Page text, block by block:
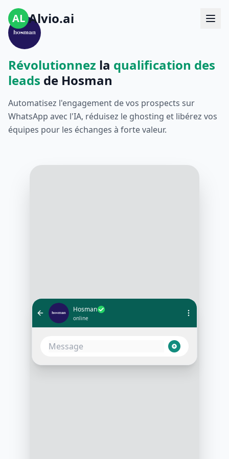
AL Alvio.ai
Révolutionnez la qualification des
leads de Hosman
Automatisez l'engagement de vos prospects sur
WhatsApp avec l'IA, réduisez le ghosting et libérez vos
équipes pour les échanges à forte valeur.
Hosman
online
Bonjour ! Nous avons bien reçu
votre demande d'estimation pour
votre appartement. L'estimation